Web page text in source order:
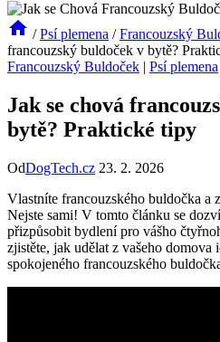
/ Psí plemena / Francouzský
francouzský buldoček v bytě?
Francouzský Buldoček | Psí plemena
Jak se chová
bytě? Praktické tipy
OdDogTech.cz 23. 2. 2026
Vlastníte francouzského buldočka a
Nejste sami! ⁤V‍ tomto článku se
⁣přizpůsobit bydlení​ pro vášho
zjistěte, jak udělat z vašeho domova
spokojeného francouzského